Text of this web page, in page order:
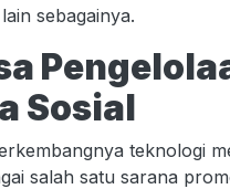
sebagainya.
Sosial
teknologi
salah satu sarana